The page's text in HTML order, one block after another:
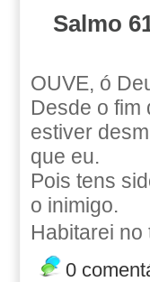
Salmo
OUVE, ó
Desde o fim
estiver
que eu.
Pois tens
o inimigo.
Habitarei no
0